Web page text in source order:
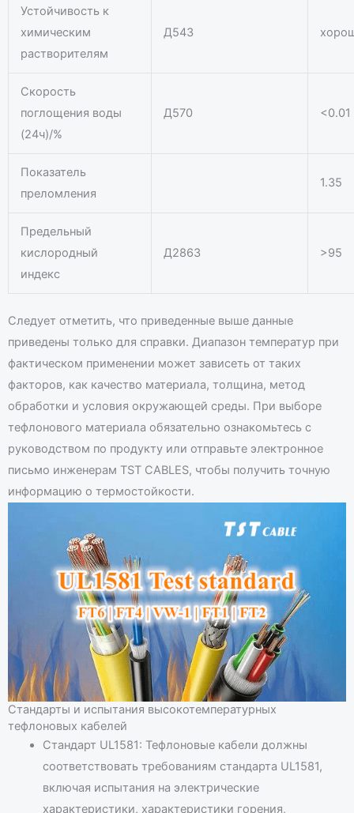
Устойчивость к
химическим
растворителям
Д543
Скорость
поглощения воды
(24ч)/%
Д570 <0.01
Показатель
преломления
1.35
Предельный
кислородный
индекс
Д2863 >95
Следует отметить, что приведенные выше данные
приведены только для справки. Диапазон температур при
фактическом применении может зависеть от таких
факторов, как качество материала, толщина, метод
обработки и условия окружающей среды. При выборе
тефлонового материала обязательно ознакомьтесь с
руководством по продукту или отправьте электронное
письмо инженерам TST CABLES, чтобы получить точную
информацию о термостойкости.
Стандарты и испытания высокотемпературных
тефлоновых кабелей
Стандарт UL1581: Тефлоновые кабели должны
соответствовать требованиям стандарта UL1581,
включая испытания на электрические
характеристики, характеристики горения,